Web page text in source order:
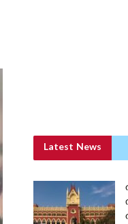
Latest News